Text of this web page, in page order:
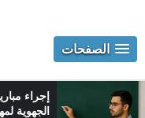
الصفحات
إجراء
الجهوية